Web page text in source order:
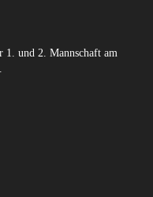
1. und 2. Mannschaft am